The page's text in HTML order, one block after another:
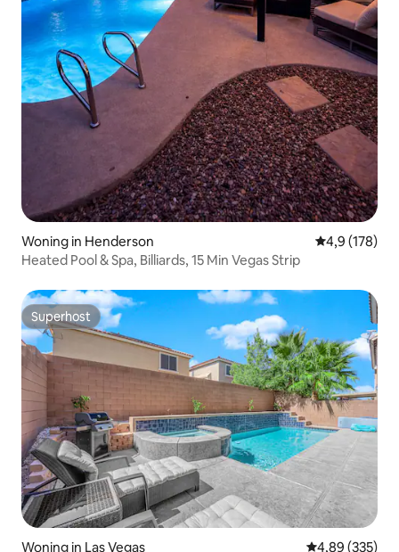
Woning in Henderson Gemiddelde
4,9 (178)
Heated Pool & Spa, Billiards, 15 Min Vegas Strip
Superhost
Superhost
Woning in Las Vegas Gemiddelde
4,89 (335)